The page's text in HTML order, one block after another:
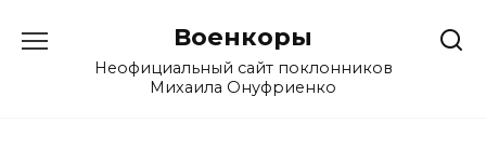
содержанию
Военкоры
Неофициальный сайт поклонников
Михаила Онуфриенко